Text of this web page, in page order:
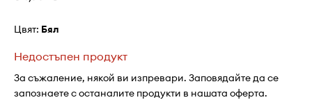
Цвят: бял
Недостъпен продукт
За съжаление, някой ви изпревари. Заповядайте да се
запознаете с останалите продукти в нашата оферта.